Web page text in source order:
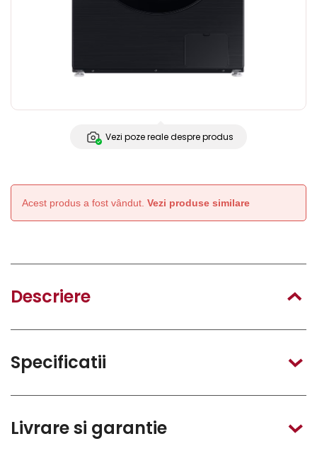
Vezi poze reale despre produs
Acest produs a fost vândut. Vezi produse similare
Descriere
Specificatii
Livrare si garantie